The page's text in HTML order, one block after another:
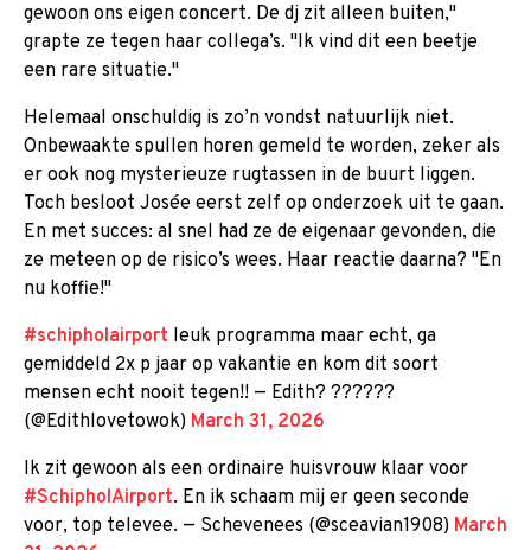
gewoon ons eigen concert. De dj zit alleen buiten,"
grapte ze tegen haar collega’s. "Ik vind dit een beetje
een rare situatie."
Helemaal onschuldig is zo’n vondst natuurlijk niet.
Onbewaakte spullen horen gemeld te worden, zeker als
er ook nog mysterieuze rugtassen in de buurt liggen.
Toch besloot Josée eerst zelf op onderzoek uit te gaan.
En met succes: al snel had ze de eigenaar gevonden, die
ze meteen op de risico’s wees. Haar reactie daarna? "En
nu koffie!"
#schipholairport leuk programma maar echt, ga
gemiddeld 2x p jaar op vakantie en kom dit soort
mensen echt nooit tegen!! — Edith? ??????
(@Edithlovetowok) March 31, 2026
Ik zit gewoon als een ordinaire huisvrouw klaar voor
#SchipholAirport. En ik schaam mij er geen seconde
voor, top televee. — Schevenees (@sceavian1908) March